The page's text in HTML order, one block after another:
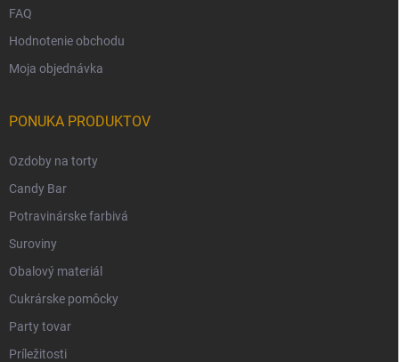
FAQ
Hodnotenie obchodu
Moja objednávka
PONUKA PRODUKTOV
Ozdoby na torty
Candy Bar
Potravinárske farbivá
Suroviny
Obalový materiál
Cukrárske pomôcky
Party tovar
Príležitosti